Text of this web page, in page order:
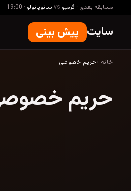
مسابقه بعدی · گرمیو vs سائوپائولو ·
19:00
سایت پیش بینی
خانه ›حریم خصوصی
حریم